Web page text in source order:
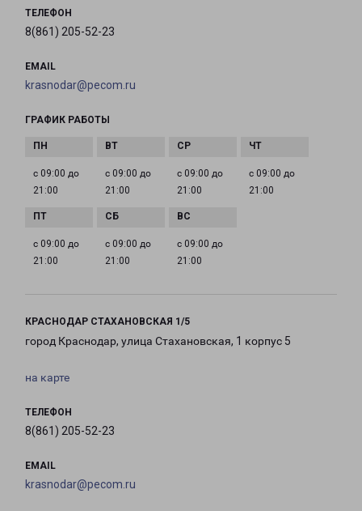
ТЕЛЕФОН
8(861) 205-52-23
EMAIL
krasnodar@pecom.ru
ГРАФИК РАБОТЫ
с 09:00 до
21:00
с 09:00 до
21:00
с 09:00 до
21:00
с 09:00 до
21:00
с 09:00 до
21:00
с 09:00 до
21:00
с 09:00 до
21:00
КРАСНОДАР СТАХАНОВСКАЯ 1/5
город Краснодар, улица Стахановская, 1 корпус 5
на карте
ТЕЛЕФОН
8(861) 205-52-23
EMAIL
krasnodar@pecom.ru